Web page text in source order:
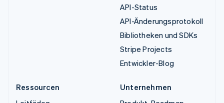
API-Status
API-Änderungsprotokoll
Bibliotheken und SDKs
Stripe Projects
Entwickler-Blog
Ressourcen
Unternehmen